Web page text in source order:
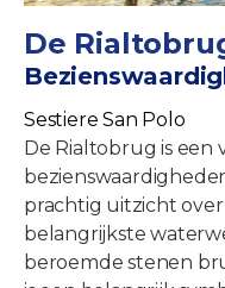
De
Sestiere San Polo
De Rialtobrug is een
prachtig uitzicht over
belangrijkste
beroemde stenen